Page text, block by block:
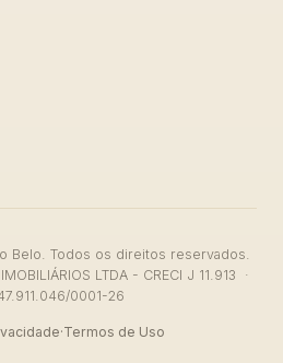
Belo. Todos os direitos reservados.
LTDA - CRECI J 11.913 ·
0001-26
·Termos de Uso